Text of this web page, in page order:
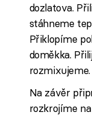
dozlatova.
stáhneme
Přiklopíme
doměkka.
Na závěr
rozkrojíme